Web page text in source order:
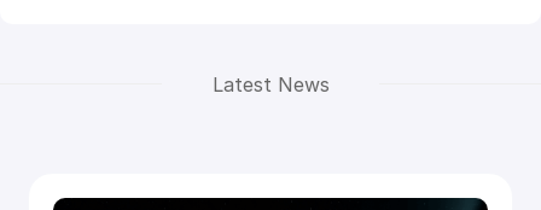
Latest News